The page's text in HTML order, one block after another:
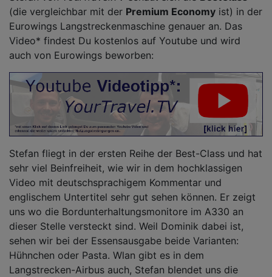
(die vergleichbar mit der Premium Economy ist) in der
Eurowings Langstreckenmaschine genauer an. Das
Video* findest Du kostenlos auf Youtube und wird
auch von Eurowings beworben:
Stefan fliegt in der ersten Reihe der Best-Class und hat
sehr viel Beinfreiheit, wie wir in dem hochklassigen
Video mit deutschsprachigem Kommentar und
englischem Untertitel sehr gut sehen können. Er zeigt
uns wo die Bordunterhaltungsmonitore im A330 an
dieser Stelle versteckt sind. Weil Dominik dabei ist,
sehen wir bei der Essensausgabe beide Varianten:
Hühnchen oder Pasta. Wlan gibt es in dem
Langstrecken-Airbus auch, Stefan blendet uns die